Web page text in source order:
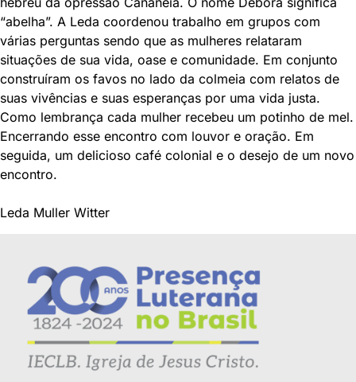
“abelha”. A Leda coordenou trabalho em grupos com
várias perguntas sendo que as mulheres relataram
situações de sua vida, oase e comunidade. Em conjunto
construíram os favos no lado da colmeia com relatos de
suas vivências e suas esperanças por uma vida justa.
Como lembrança cada mulher recebeu um potinho de mel.
Encerrando esse encontro com louvor e oração. Em
seguida, um delicioso café colonial e o desejo de um novo
encontro.
Leda Muller Witter